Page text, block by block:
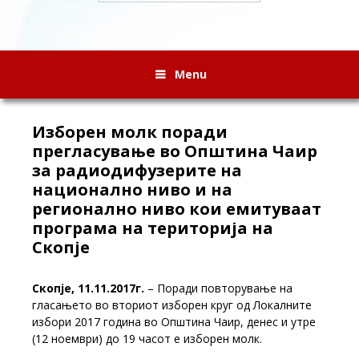
Menu
Изборен молк поради
прегласување во Општина Чаир
за радиодифузерите на
национално ниво и на
регионално ниво кои емитуваат
програма на територија на
Скопје
Скопје, 11.11.2017г. – Поради повторување на
гласањето во вториот изборен круг од Локалните
избори 2017 година во Општина Чаир, денес и утре
(12 ноември) до 19 часот e изборен молк.